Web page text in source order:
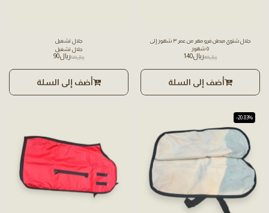
جلال شتوي مبطن فرو مهر من عمر ٣ شهور إلى
٥ شهور
﷼165﷼140
أضف إلى السلة
جلال تشغيل
جلال تشغيل
﷼120﷼90
أضف إلى السلة
-20.83%